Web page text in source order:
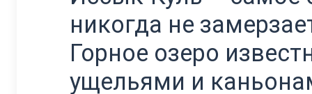
никогда не
Горное озеро
ущельями и